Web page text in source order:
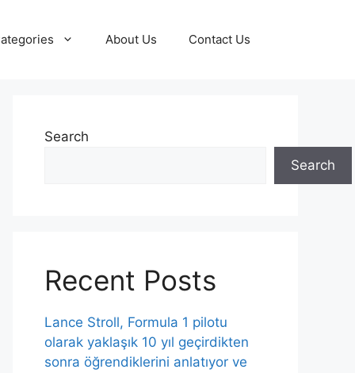
About Us Contact Us
Search
Search
Recent Posts
Lance Stroll, Formula 1 pilotu
olarak yaklaşık 10 yıl geçirdikten
sonra öğrendiklerini anlatıyor ve